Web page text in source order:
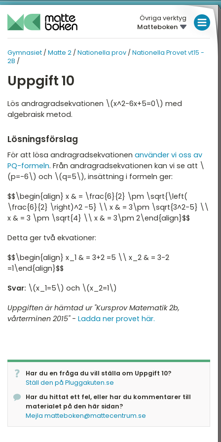
Övriga verktyg
Matteboken
Gymnasiet / Matte 2 / Nationella prov / Nationella Provet vt15 -
2B /
Uppgift 10
Lös andragradsekvationen \(x^2-6x+5=0\) med
algebraisk metod.
Lösningsförslag
För att lösa andragradsekvationen använder vi oss av
PQ-formeln. Från andragradsekvationen kan vi se att \
(p=-6\) och \(q=5\), insättning i formeln ger:
$$\begin{align} x & = \frac{6}{2} \pm \sqrt{\left(
\frac{6}{2} \right)^2 -5} \\ x & = 3\pm \sqrt{3^2-5} \\
x & = 3 \pm \sqrt{4} \\ x & = 3\pm 2\end{align}$$
Detta ger två ekvationer:
$$\begin{align} x_1 & = 3+2 =5 \\ x_2 & = 3-2
=1\end{align}$$
Svar: \(x_1=5\) och \(x_2=1\)
Uppgiften är hämtad ur "Kursprov Matematik 2b,
vårterminen 2015" - Ladda ner provet här.
Har du en fråga du vill ställa om Uppgift 10?
Ställ den på Pluggakuten.se
Har du hittat ett fel, eller har du kommentarer till
materialet på den här sidan?
Mejla matteboken@mattecentrum.se
LÅGSTADIET
MELLANSTADIET
GYMNASIET
GYMNASIET
2
och grafer
ekvationssystem
och geometri
prov
MATTE 2
2B
Nationella Provet vt22 -
Nationella Provet vt15 -
2A
Nationella Provet vt15 -
Nationella Provet ht13 -
Nationella provet vt12 -
2B
exempel
MATTE PÅ LÄTT SV
KUL MED MATTE